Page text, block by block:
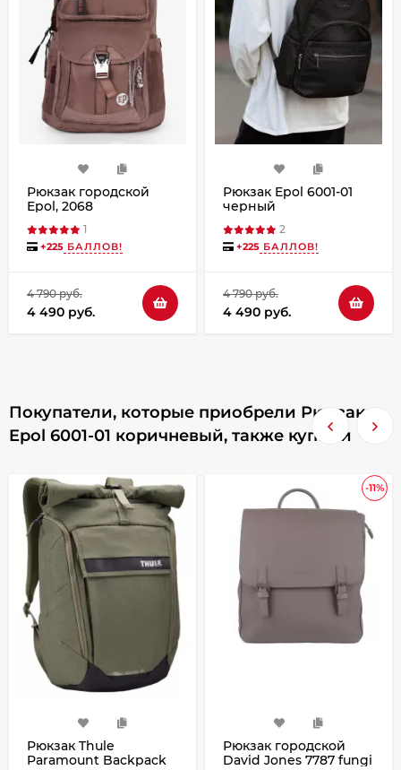
Рюкзак городской
Epol, 2068
1
+225 БАЛЛОВ!
4 790 руб.
4 490 руб.
Рюкзак Epol 6001-01
черный
2
+225 БАЛЛОВ!
4 790 руб.
4 490 руб.
Покупатели, которые приобрели Рюкзак
Epol 6001-01 коричневый, также купили
Рюкзак Thule
Paramount Backpack
-11%
Рюкзак городской
David Jones 7787 fungi